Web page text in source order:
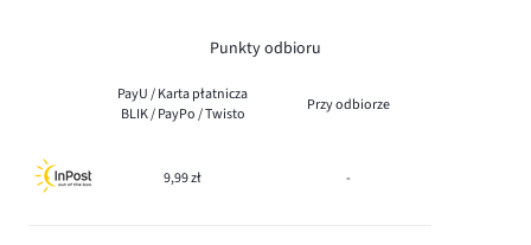
Punkty odbioru
PayU / Karta płatnicza
BLIK / PayPo / Twisto
Przy odbiorze
9,99 zł -